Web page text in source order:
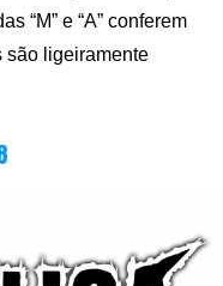
“M” e “A” conferem
são ligeiramente